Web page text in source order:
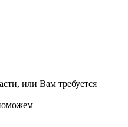
или Вам требуется